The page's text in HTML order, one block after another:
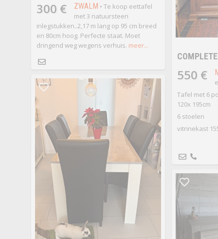
550 €
Tafel met 6
120x 195cm
6 stoelen
vitrinekast
300 € ZWALM • Te koop eettafel
met 3 natuursteen
inlegstukken..2,17 m lang op 95 cm breed
en 80cm hoog. Perfecte staat. Moet
dringend weg wegens verhuis. meer...